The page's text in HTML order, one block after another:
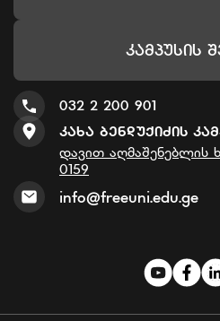
Კამპუსის
032 2 200 901
Კახა Ბენდუქიძის
დავით აღმაშენებლის
0159
info@freeuni.edu.ge